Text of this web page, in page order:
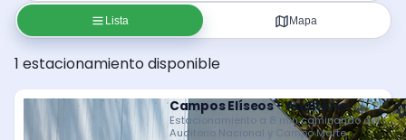
Lista Mapa
1 estacionamiento disponible
Campos Elíseos - Auditorio
Estacionamiento a 8 min caminando del
Auditorio Nacional y Campo Marte